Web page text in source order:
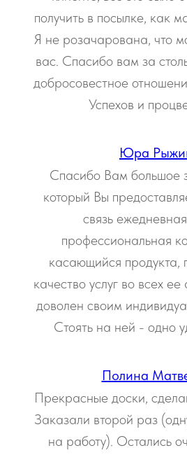
получить в посылке, как
Я не розачарована, что
вас. Спасибо вам за
добросовестное
Успехов и
Юра
Спасибо Вам большое
который Вы
связь
профессиональная
касающийся продукта,
качество услуг во всех
доволен своим
Стоять на ней - одно
Полина
Прекрасные доски,
Заказали второй раз
на работу). Остались